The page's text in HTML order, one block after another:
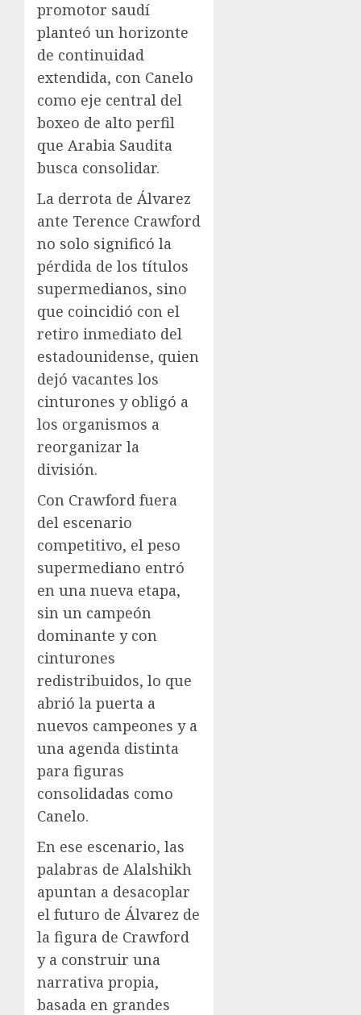
promotor saudí
planteó un horizonte
de continuidad
extendida, con Canelo
como eje central del
boxeo de alto perfil
que Arabia Saudita
busca consolidar.
La derrota de Álvarez
ante Terence Crawford
no solo significó la
pérdida de los títulos
supermedianos, sino
que coincidió con el
retiro inmediato del
estadounidense, quien
dejó vacantes los
cinturones y obligó a
los organismos a
reorganizar la
división.
Con Crawford fuera
del escenario
competitivo, el peso
supermediano entró
en una nueva etapa,
sin un campeón
dominante y con
cinturones
redistribuidos, lo que
abrió la puerta a
nuevos campeones y a
una agenda distinta
para figuras
consolidadas como
Canelo.
En ese escenario, las
palabras de Alalshikh
apuntan a desacoplar
el futuro de Álvarez de
la figura de Crawford
y a construir una
narrativa propia,
basada en grandes